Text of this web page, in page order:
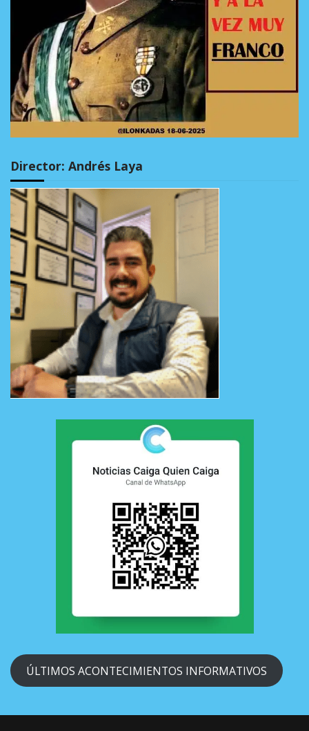
Director: Andrés Laya
ÚLTIMOS ACONTECIMIENTOS INFORMATIVOS